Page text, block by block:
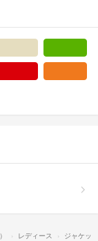
レディース
ジャケッ